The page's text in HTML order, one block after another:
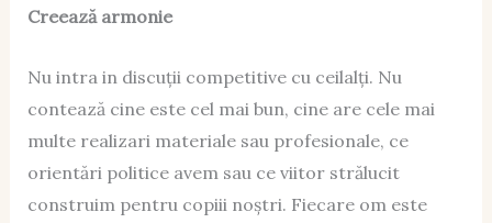
Creează armonie
Nu intra in discuții competitive cu ceilalți. Nu
contează cine este cel mai bun, cine are cele mai
multe realizari materiale sau profesionale, ce
orientări politice avem sau ce viitor strălucit
construim pentru copiii noștri. Fiecare om este